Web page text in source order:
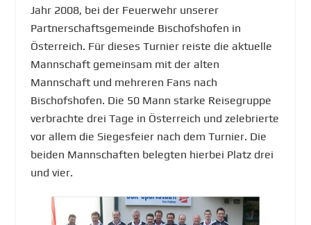
Jahr 2008, bei der Feuerwehr unserer
Partnerschaftsgemeinde Bischofshofen in
Österreich. Für dieses Turnier reiste die aktuelle
Mannschaft gemeinsam mit der alten
Mannschaft und mehreren Fans nach
Bischofshofen. Die 50 Mann starke Reisegruppe
verbrachte drei Tage in Österreich und zelebrierte
vor allem die Siegesfeier nach dem Turnier. Die
beiden Mannschaften belegten hierbei Platz drei
und vier.